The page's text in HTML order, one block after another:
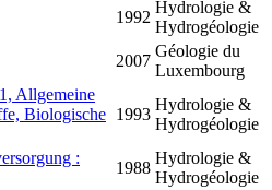
1992
Hydrologie &
Hydrogéologie
2007
Géologie du
Luxembourg
Allgemeine
Biologische 1993
Hydrologie &
Hydrogéologie
:
1988
Hydrologie &
Hydrogéologie